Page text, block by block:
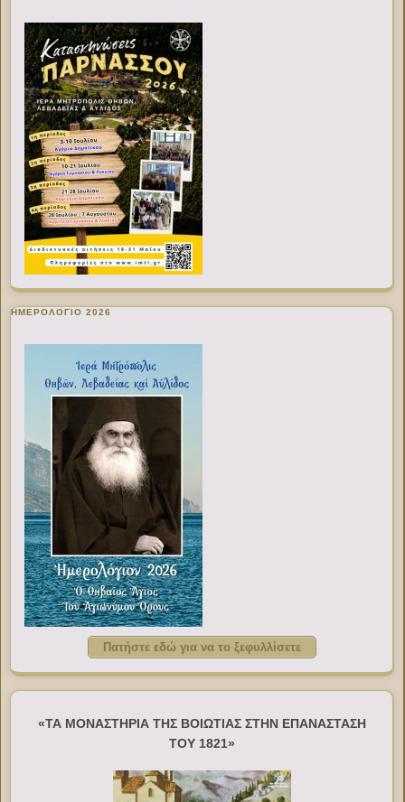
ΗΜΕΡΟΛΟΓΙΟ 2026
Πατήστε εδώ για να το ξεφυλλίσετε
«ΤΑ ΜΟΝΑΣΤΗΡΙΑ ΤΗΣ ΒΟΙΩΤΙΑΣ ΣΤΗΝ ΕΠΑΝΑΣΤΑΣΗ
ΤΟΥ 1821»